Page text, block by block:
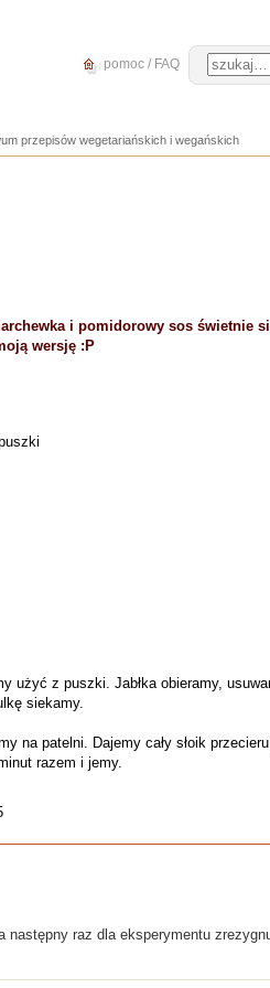
pomoc / FAQ
przepisów wegetariańskich i wegańskich
i pomidorowy sos świetnie
wersję :P
użyć z puszki. Jabłka obieramy,
siekamy.
na patelni. Dajemy cały słoik
razem i jemy.
raz dla eksperymentu